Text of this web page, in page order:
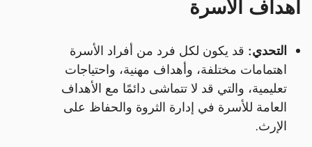
أهداف الأسرة
التحدي: قد يكون لكل فرد من أفراد الأسرة
اهتمامات مختلفة، وأهداف مهنية، واحتياجات
تعليمية، والتي قد لا تتماشى دائمًا مع الأهداف
العامة للأسرة في إدارة الثروة والحفاظ على
الإرث.